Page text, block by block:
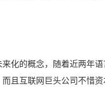
的概念，随着近两年语
且互联网巨头公司不惜